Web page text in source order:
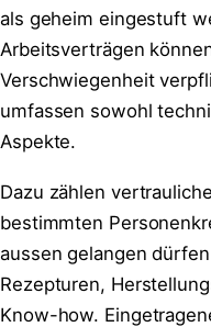
als geheim eingestuft
Arbeitsverträgen
Verschwiegenheit
umfassen sowohl
Aspekte.
Dazu zählen
bestimmten
aussen gelangen
Rezepturen,
Know-how.